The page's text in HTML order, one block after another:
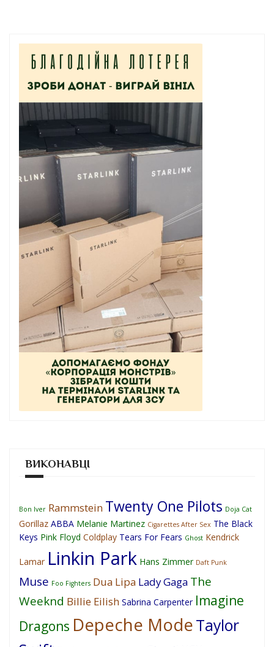
ВИКОНАВЦІ
Bon Iver Rammstein Twenty One Pilots Doja Cat
Gorillaz ABBA Melanie Martinez Cigarettes After Sex The Black
Keys Pink Floyd Coldplay Tears For Fears Ghost Kendrick
Lamar Linkin Park Hans Zimmer Daft Punk
Muse Foo Fighters Dua Lipa Lady Gaga The
Weeknd Billie Eilish Sabrina Carpenter Imagine
Dragons Depeche ModeTaylor